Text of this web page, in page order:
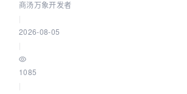
走到“完成交付”
商汤万象开发者
2026-08-05
1085